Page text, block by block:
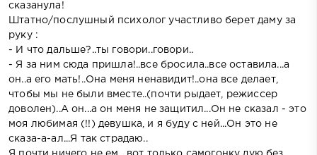
сказанула!
Штатно/послушный психолог участливо берет даму за
руку :
- И что дальше?..ты говори..говори..
- Я за ним сюда пришла!..все бросила..все оставила...а
он..а его мать!..Она меня ненавидит!..она все делает,
чтобы мы не были вместе..(почти рыдает, режиссер
доволен)..А он...а он меня не защитил...Он не сказал - это
моя любимая (!!) девушка, и я буду с ней...Он это не
сказа-а-ал...Я так страдаю..